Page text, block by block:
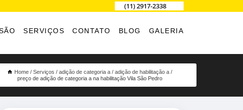
(11) 2917-2338
SERVIÇOS CONTATO BLOG GALERIA
Home Serviços adição de categoria a
adição de habilitação a
preço de adição de categoria a na habilitação Vila São Pedro